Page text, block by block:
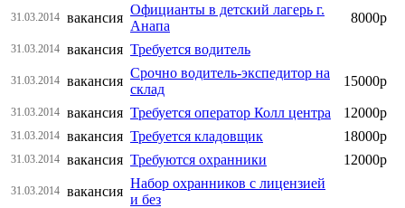
31.03.2014 вакансия
Официанты в детский лагерь г.
Анапа
8000р
31.03.2014 вакансия Требуется водитель
31.03.2014 вакансия
Срочно водитель-экспедитор на
склад
15000р
31.03.2014 вакансия Требуется оператор Колл центра 12000р
31.03.2014 вакансия Требуется кладовщик 18000р
31.03.2014 вакансия Требуются охранники 12000р
31.03.2014 вакансия
Набор охранников с лицензией
и без